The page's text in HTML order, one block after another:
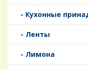
- Кухонные
- Ленты
- Лимона